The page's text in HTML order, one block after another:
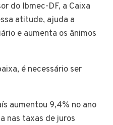
do Ibmec-DF, a Caixa
atitude, ajuda a
e aumenta os ânimos
é necessário ser
aumentou 9,4% no ano
nas taxas de juros